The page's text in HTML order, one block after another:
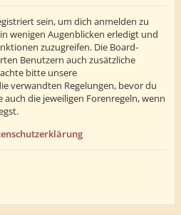
sein, um dich anmelden zu
wenigen Augenblicken erledigt und
zuzugreifen. Die Board-
Benutzern auch zusätzliche
bitte unsere
verwandten Regelungen, bevor du
die jeweiligen Forenregeln, wenn